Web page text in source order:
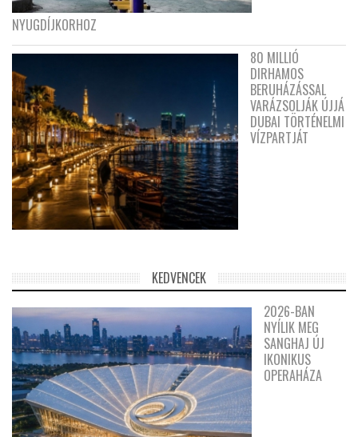
NYUGDÍJKORHOZ
80 MILLIÓ
DIRHAMOS
BERUHÁZÁSSAL
VARÁZSOLJÁK ÚJJÁ
DUBAI TÖRTÉNELMI
VÍZPARTJÁT
KEDVENCEK
2026-BAN
NYÍLIK MEG
SANGHAJ ÚJ
IKONIKUS
OPERAHÁZA